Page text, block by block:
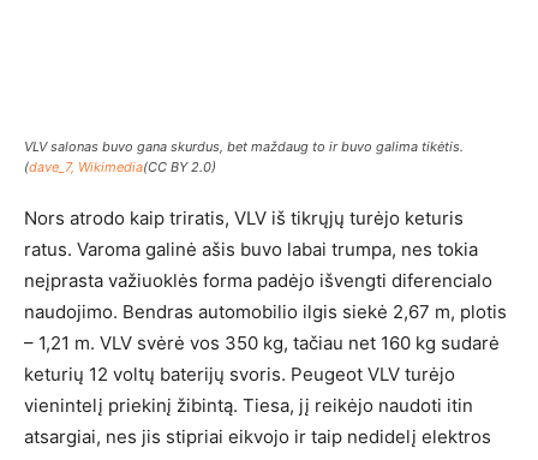
VLV salonas buvo gana skurdus, bet maždaug to ir buvo galima tikėtis.
(dave_7, Wikimedia(CC BY 2.0)
Nors atrodo kaip triratis, VLV iš tikrųjų turėjo keturis
ratus. Varoma galinė ašis buvo labai trumpa, nes tokia
neįprasta važiuoklės forma padėjo išvengti diferencialo
naudojimo. Bendras automobilio ilgis siekė 2,67 m, plotis
– 1,21 m. VLV svėrė vos 350 kg, tačiau net 160 kg sudarė
keturių 12 voltų baterijų svoris. Peugeot VLV turėjo
vienintelį priekinį žibintą. Tiesa, jį reikėjo naudoti itin
atsargiai, nes jis stipriai eikvojo ir taip nedidelį elektros